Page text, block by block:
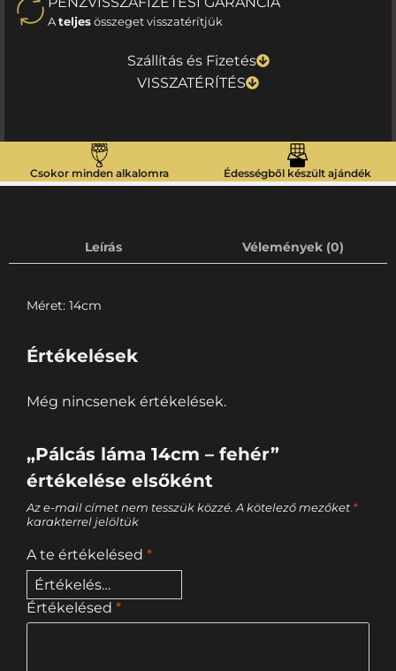
Ateljesösszeget visszatérítjük
Szállítás és Fizetés
VISSZATÉRÍTÉS
Csokor minden alkalomra Édességből készült ajándék
Leírás Vélemények (0)
Méret: 14cm
Értékelések
Még nincsenek értékelések.
„Pálcás láma 14cm – fehér”
értékelése elsőként
Az e-mail címet nem tesszük közzé. A kötelező mezőket *
karakterrel jelöltük
A te értékelésed *
Értékelésed *